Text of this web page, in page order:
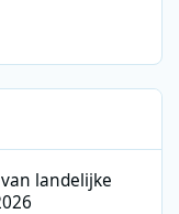
landelijke